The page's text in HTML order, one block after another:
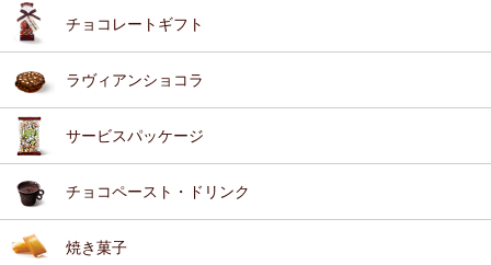
チョコレートギフト
ラヴィアンショコラ
サービスパッケージ
チョコペースト・ドリンク
焼き菓子